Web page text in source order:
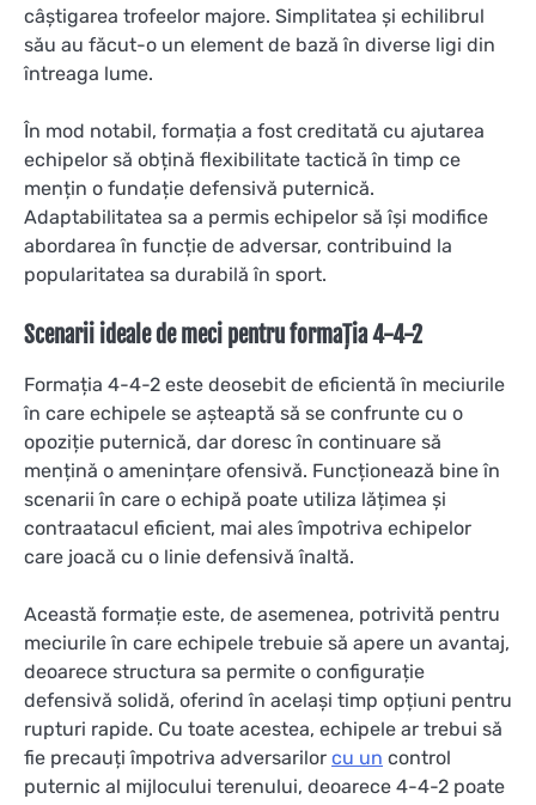
câștigarea trofeelor majore. Simplitatea și echilibrul
său au făcut-o un element de bază în diverse ligi din
întreaga lume.
În mod notabil, formația a fost creditată cu ajutarea
echipelor să obțină flexibilitate tactică în timp ce
mențin o fundație defensivă puternică.
Adaptabilitatea sa a permis echipelor să își modifice
abordarea în funcție de adversar, contribuind la
popularitatea sa durabilă în sport.
Scenarii ideale de meci pentru formația 4-4-2
Formația 4-4-2 este deosebit de eficientă în meciurile
în care echipele se așteaptă să se confrunte cu o
opoziție puternică, dar doresc în continuare să
mențină o amenințare ofensivă. Funcționează bine în
scenarii în care o echipă poate utiliza lățimea și
contraatacul eficient, mai ales împotriva echipelor
care joacă cu o linie defensivă înaltă.
Această formație este, de asemenea, potrivită pentru
meciurile în care echipele trebuie să apere un avantaj,
deoarece structura sa permite o configurație
defensivă solidă, oferind în același timp opțiuni pentru
rupturi rapide. Cu toate acestea, echipele ar trebui să
fie precauți împotriva adversarilor cu un control
puternic al mijlocului terenului, deoarece 4-4-2 poate